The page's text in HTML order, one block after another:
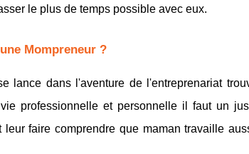
le plus de temps possible avec eux.
Mompreneur ?
lance dans l'aventure de l'entreprenariat
professionnelle et personnelle il faut un
faire comprendre que maman travaille